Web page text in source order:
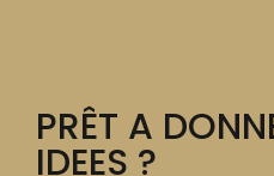
PRÊT A
IDEES ?